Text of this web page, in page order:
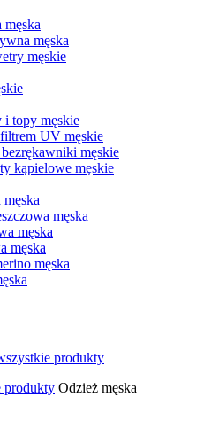
męska
męskie
topy męskie
UV męskie
męskie
kąpielowe męskie
męska
męska
męska
męska
produkty Odzież męska